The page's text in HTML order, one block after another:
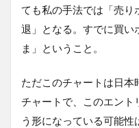
ても私の手法では「売り
退」となる。すでに買い
ま」ということ。
ただこのチャートは日
チャートで、このエント
う形になっている可能性